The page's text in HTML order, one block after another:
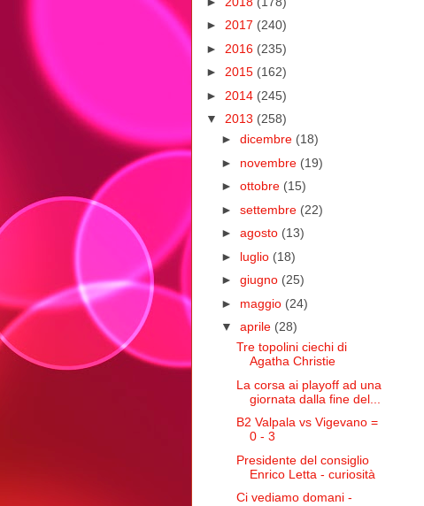
► 2017 (240)
► 2016 (235)
► 2015 (162)
► 2014 (245)
▼ 2013 (258)
► dicembre (18)
► novembre (19)
► ottobre (15)
► settembre (22)
► agosto (13)
► luglio (18)
► giugno (25)
► maggio (24)
▼ aprile (28)
Tre topolini ciechi di
Agatha Christie
La corsa ai playoff ad una
giornata dalla fine del...
B2 Valpala vs Vigevano =
0 - 3
Presidente del consiglio
Enrico Letta - curiosità
Ci vediamo domani -